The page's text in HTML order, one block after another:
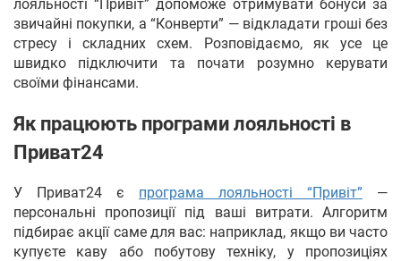
лояльності “Привіт” допоможе отримувати бонуси за
звичайні покупки, а “Конверти” — відкладати гроші без
стресу і складних схем. Розповідаємо, як усе це
швидко підключити та почати розумно керувати
своїми фінансами.
Як працюють програми лояльності в
Приват24
У Приват24 є програма лояльності “Привіт” —
персональні пропозиції під ваші витрати. Алгоритм
підбирає акції саме для вас: наприклад, якщо ви часто
купуєте каву або побутову техніку, у пропозиціях